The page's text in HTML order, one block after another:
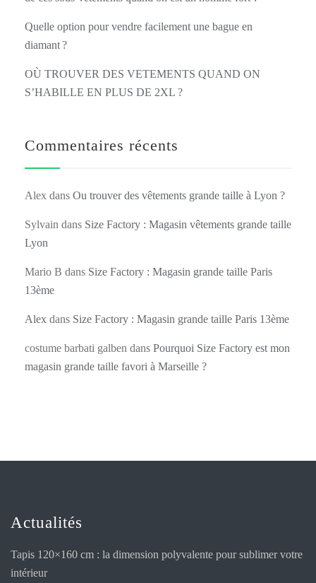
Quelle option pour vendre facilement une bague en
diamant ?
OÙ TROUVER DES VETEMENTS QUAND ON
S’HABILLE EN PLUS DE 2XL ?
Commentaires récents
Alex dans Ou trouver des vêtements grande taille à Lyon ?
Sylvain dans Size Factory : Magasin vêtements grande taille
Lyon
Mario B dans Size Factory : Magasin grande taille Paris
13ème
Alex dans Size Factory : Magasin grande taille Paris 13ème
costume barbati galben dans Pourquoi Size Factory est mon
magasin grande taille favori à Marseille ?
Actualités
Tapis 120×160 cm : la dimension polyvalente pour sublimer votre
intérieur